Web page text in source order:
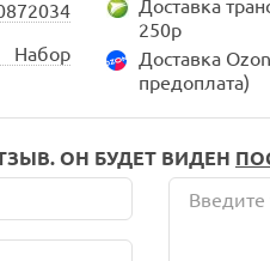
Набор
Доставка
250р
Доставка
предоплата)
ОН БУДЕТ ВИДЕН